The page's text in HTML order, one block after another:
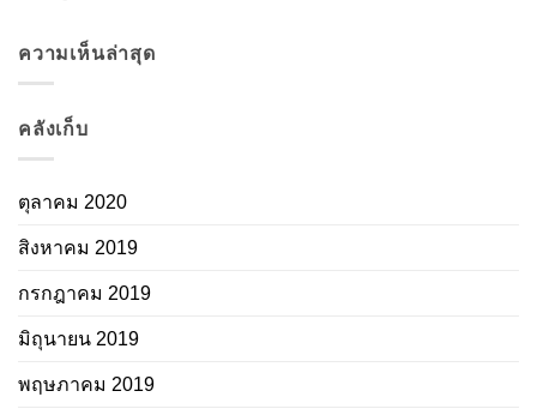
ความเห็นล่าสุด
คลังเก็บ
ตุลาคม 2020
สิงหาคม 2019
กรกฎาคม 2019
มิถุนายน 2019
พฤษภาคม 2019